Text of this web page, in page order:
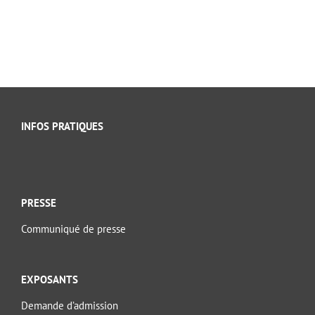
INFOS PRATIQUES
PRESSE
Communiqué de presse
EXPOSANTS
Demande d’admission